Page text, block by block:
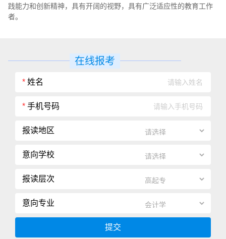
践能力和创新精神，具有开阔的视野，具有广泛适应性的教育工作
者。
在线报考
* 姓名
* 手机号码
报读地区
意向学校
报读层次
意向专业
提交